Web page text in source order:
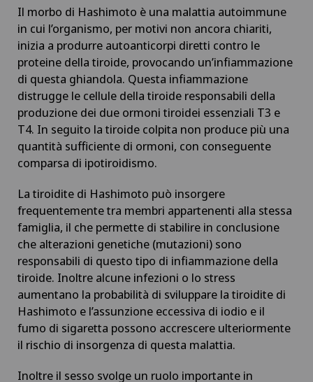
Chirurgia oncologica
Chirurgia ortopedica
Chirurgia pediatrica
Chirurgia plastica, estetica e ricostruttiva
Chirurgia toracica
Chirurgia vascolare
Chirurgia venosa
Chirurgia viscerale
Chiusura del bacino / rebozo
Coaching individuale / consulenza d’immagine
Il morbo di Hashimoto è una malattia autoimmune
in cui l’organismo, per motivi non ancora chiariti,
inizia a produrre autoanticorpi diretti contro le
proteine della tiroide, provocando un’infiammazione
di questa ghiandola. Questa infiammazione
distrugge le cellule della tiroide responsabili della
produzione dei due ormoni tiroidei essenziali T3 e
T4. In seguito la tiroide colpita non produce più una
quantità sufficiente di ormoni, con conseguente
comparsa di ipotiroidismo.
La tiroidite di Hashimoto può insorgere
frequentemente tra membri appartenenti alla stessa
famiglia, il che permette di stabilire in conclusione
che alterazioni genetiche (mutazioni) sono
responsabili di questo tipo di infiammazione della
tiroide. Inoltre alcune infezioni o lo stress
aumentano la probabilità di sviluppare la tiroidite di
Hashimoto e l’assunzione eccessiva di iodio e il
fumo di sigaretta possono accrescere ulteriormente
il rischio di insorgenza di questa malattia.
Inoltre il sesso svolge un ruolo importante in